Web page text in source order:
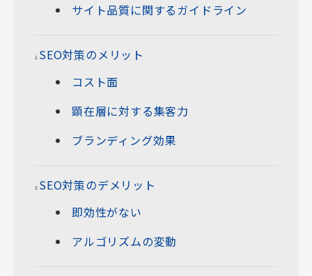
サイト品質に関するガイドライン
SEO対策のメリット
コスト面
顕在層に対する集客力
ブランディング効果
SEO対策のデメリット
即効性がない
アルゴリズムの変動